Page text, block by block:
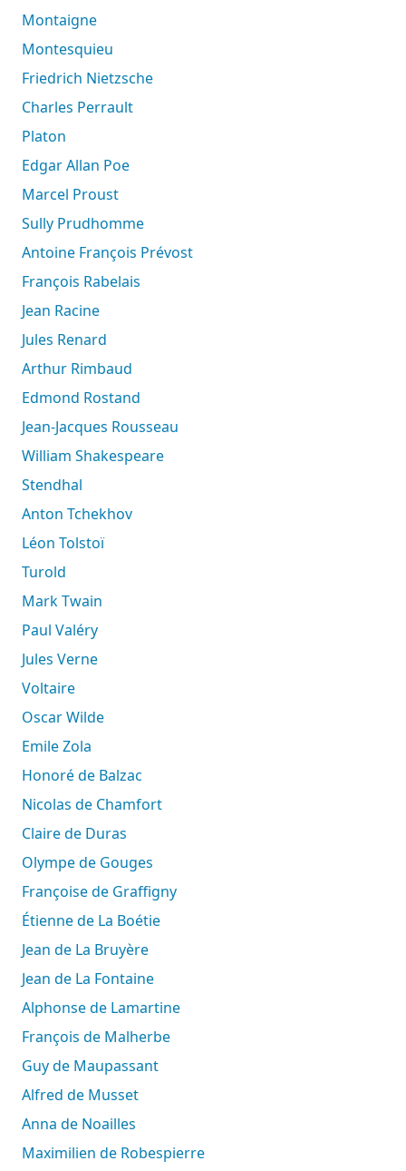
Montaigne
Montesquieu
Friedrich Nietzsche
Charles Perrault
Platon
Edgar Allan Poe
Marcel Proust
Sully Prudhomme
Antoine François Prévost
François Rabelais
Jean Racine
Jules Renard
Arthur Rimbaud
Edmond Rostand
Jean-Jacques Rousseau
William Shakespeare
Stendhal
Anton Tchekhov
Léon Tolstoï
Turold
Mark Twain
Paul Valéry
Jules Verne
Voltaire
Oscar Wilde
Emile Zola
Honoré de Balzac
Nicolas de Chamfort
Claire de Duras
Olympe de Gouges
Françoise de Graffigny
Étienne de La Boétie
Jean de La Bruyère
Jean de La Fontaine
Alphonse de Lamartine
François de Malherbe
Guy de Maupassant
Alfred de Musset
Anna de Noailles
Maximilien de Robespierre